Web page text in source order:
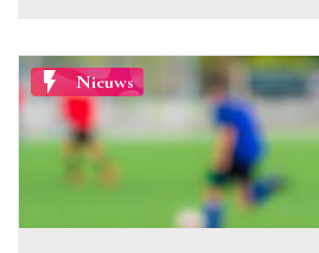
flash_on Nieuws